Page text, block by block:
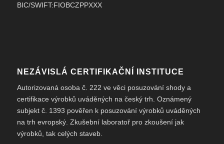
BIC/SWIFT:FIOBCZPPXXX
NEZÁVISLÁ CERTIFIKAČNÍ INSTITUCE
Autorizovaná osoba č. 222 ve věci posuzování shody a
certifikace výrobků uváděných na český trh. Oznámený
subjekt č. 1393 pověřen k posuzování výrobků uváděných
na trh evropský. Zkušební laboratoř pro zkoušení jak
výrobků, tak celých staveb.